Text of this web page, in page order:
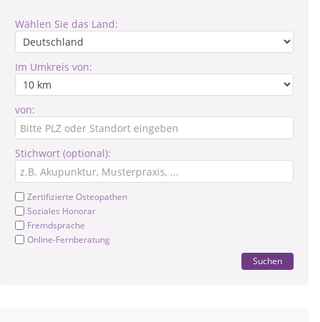
Wählen Sie das Land:
Im Umkreis von:
von:
Stichwort (optional):
Zertifizierte Osteopathen
Soziales Honorar
Fremdsprache
Online-Fernberatung
Suchen